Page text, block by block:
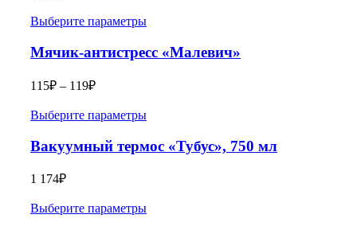
Выберите параметры
Мячик-антистресс «Малевич»
115₽ – 119₽
Выберите параметры
Вакуумный термос «Тубус», 750 мл
1 174₽
Выберите параметры